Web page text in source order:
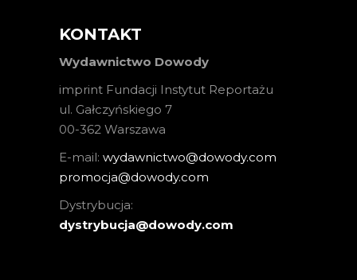
KONTAKT
Wydawnictwo Dowody
imprint Fundacji Instytut Reportażu
ul. Gałczyńskiego 7
00-362 Warszawa
E-mail: wydawnictwo@dowody.com
promocja@dowody.com
Dystrybucja:
dystrybucja@dowody.com